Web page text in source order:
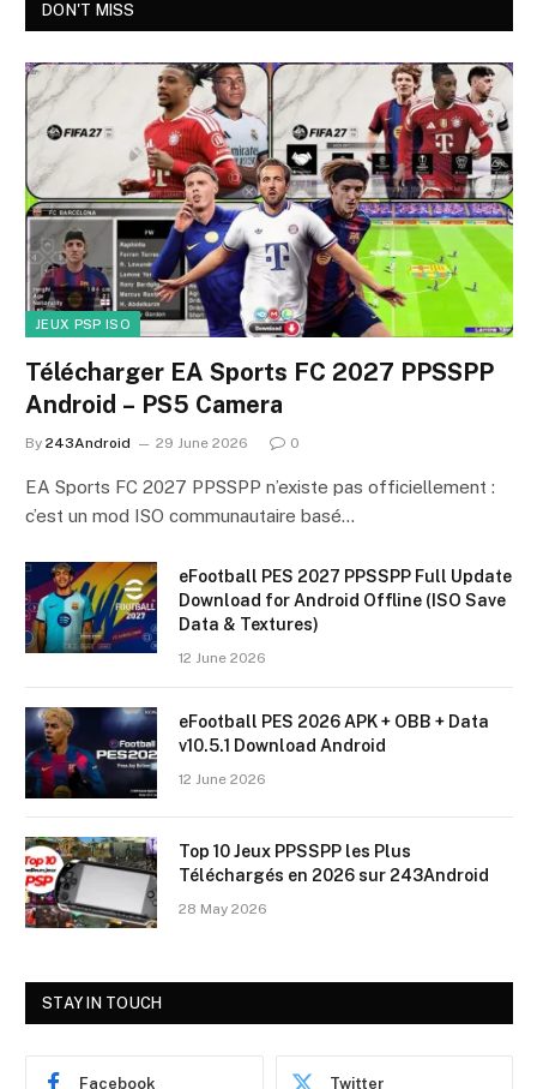
DON'T MISS
JEUX PSP ISO
Télécharger EA Sports FC 2027 PPSSPP
Android – PS5 Camera
By 243Android 29 June 2026 0
EA Sports FC 2027 PPSSPP n’existe pas officiellement :
c’est un mod ISO communautaire basé…
eFootball PES 2027 PPSSPP Full Update
Download for Android Offline (ISO Save
Data & Textures)
12 June 2026
eFootball PES 2026 APK + OBB + Data
v10.5.1 Download Android
12 June 2026
Top 10 Jeux PPSSPP les Plus
Téléchargés en 2026 sur 243Android
28 May 2026
STAY IN TOUCH
Facebook Twitter